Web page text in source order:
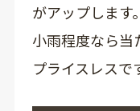
がアップします。
小雨程度なら当
プライスレスで